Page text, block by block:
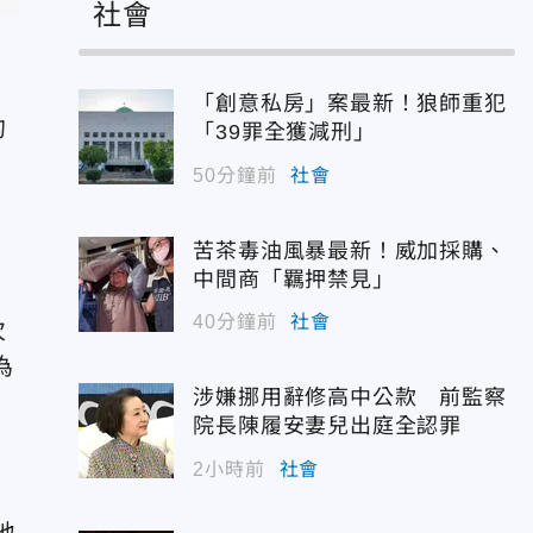
社會
「創意私房」案最新！狼師重犯
「39罪全獲減刑」
50分鐘前 社會
苦茶毒油風暴最新！威加採購、
中間商「羈押禁見」
40分鐘前 社會
涉嫌挪用辭修高中公款 前監察
院長陳履安妻兒出庭全認罪
2小時前 社會